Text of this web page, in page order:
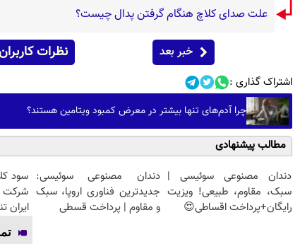
علت صدای کلاچ هنگام گرفتن پدال چیست؟
خبر بعد نظرات
اشتراک گذاری :
چرا آدم‌های تنها بیشتر در معرض کمبود ویتامین هستند؟
مطالب پیشنهادی
دندان مصنوعی سوئیسی |
سبک، مقاوم، طبیعی! ویزیت
رایگان+پرداخت اقساطی😍
دندان مصنوعی سوئیسی:
جدیدترین فناوری اروپا، سبک
و مقاوم | پرداخت قسطی
سود
شرکت
ایران